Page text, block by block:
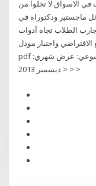
في الاسواق لا تخلوا من
ماجستير ودكتوراه في
الطلاب تجاه أدوات
الافتراضي واختبار مودل
pdf التقويم الافتراضي: عرض اليوم: عرض أسبوعي: عرض شهري:
ديسمبر 2013 > > >